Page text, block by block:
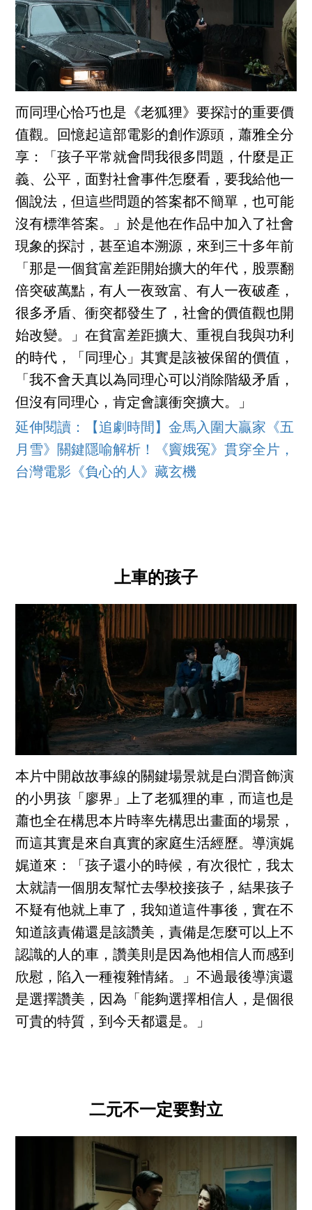
而同理心恰巧也是《老狐狸》要探討的重要價
值觀。回憶起這部電影的創作源頭，蕭雅全分
享：「孩子平常就會問我很多問題，什麼是正
義、公平，面對社會事件怎麼看，要我給他一
個說法，但這些問題的答案都不簡單，也可能
沒有標準答案。」於是他在作品中加入了社會
現象的探討，甚至追本溯源，來到三十多年前
「那是一個貧富差距開始擴大的年代，股票翻
倍突破萬點，有人一夜致富、有人一夜破產，
很多矛盾、衝突都發生了，社會的價值觀也開
始改變。」在貧富差距擴大、重視自我與功利
的時代，「同理心」其實是該被保留的價值，
「我不會天真以為同理心可以消除階級矛盾，
但沒有同理心，肯定會讓衝突擴大。」
延伸閱讀：【追劇時間】金馬入圍大贏家《五
月雪》關鍵隱喻解析！《竇娥冤》貫穿全片，
台灣電影《負心的人》藏玄機
上車的孩子
本片中開啟故事線的關鍵場景就是白潤音飾演
的小男孩「廖界」上了老狐狸的車，而這也是
蕭也全在構思本片時率先構思出畫面的場景，
而這其實是來自真實的家庭生活經歷。導演娓
娓道來：「孩子還小的時候，有次很忙，我太
太就請一個朋友幫忙去學校接孩子，結果孩子
不疑有他就上車了，我知道這件事後，實在不
知道該責備還是該讚美，責備是怎麼可以上不
認識的人的車，讚美則是因為他相信人而感到
欣慰，陷入一種複雜情緒。」不過最後導演還
是選擇讚美，因為「能夠選擇相信人，是個很
可貴的特質，到今天都還是。」
二元不一定要對立